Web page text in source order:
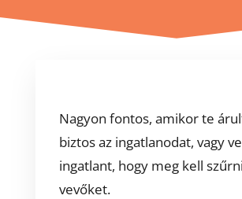
Nagyon fontos, amikor te
biztos az ingatlanodat, vagy
ingatlant, hogy meg kell
vevőket.